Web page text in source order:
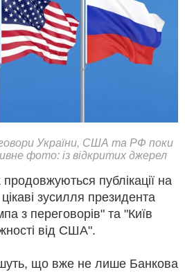
України, США та РФ поки
фото: із відкритих джерел
публікації на
зусилля президента
з переговорів" та "Київ
від США".
що вже не лише Банкова